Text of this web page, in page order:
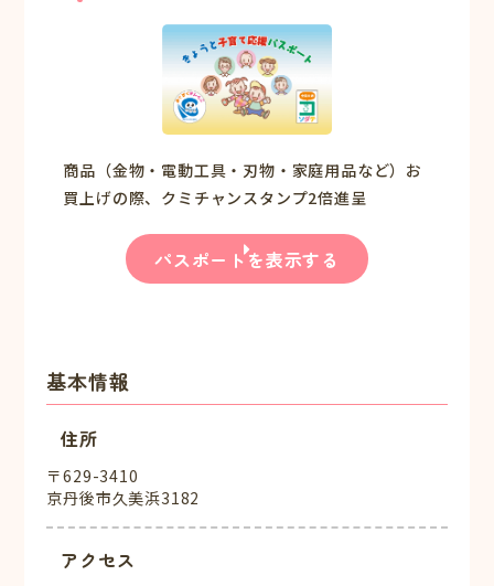
商品（金物・電動工具・刃物・家庭用品など）お
買上げの際、クミチャンスタンプ2倍進呈
パスポートを表示する
基本情報
住所
〒629-3410
京丹後市久美浜3182
アクセス